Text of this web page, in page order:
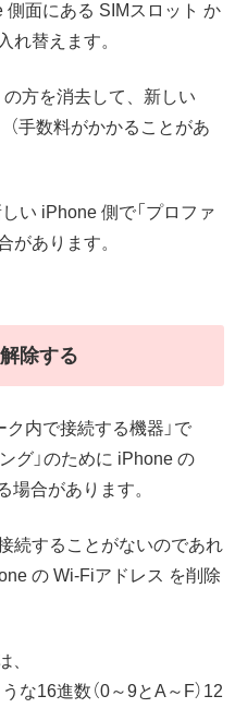
側面にある SIMスロット か
れ替えます。
の方を消去して、新しい
手数料がかかることがあ
い iPhone 側で「プロファ
があります。
除する
ク内で接続する機器」で
グ」のために iPhone の
場合があります。
続することがないのであれ
の Wi-Fiアドレス を削除
、
な16進数（0～9とA～F）12